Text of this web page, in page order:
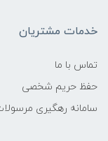
خدمات مشتریان
تماس با ما
حفظ حریم شخصی
سامانه رهگیری